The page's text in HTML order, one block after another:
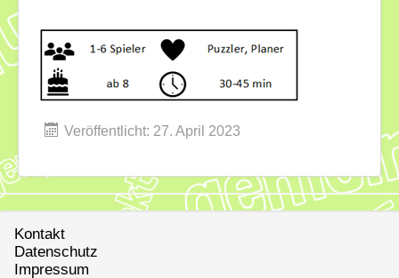
Veröffentlicht: 27. April 2023
Kontakt
Datenschutz
Impressum